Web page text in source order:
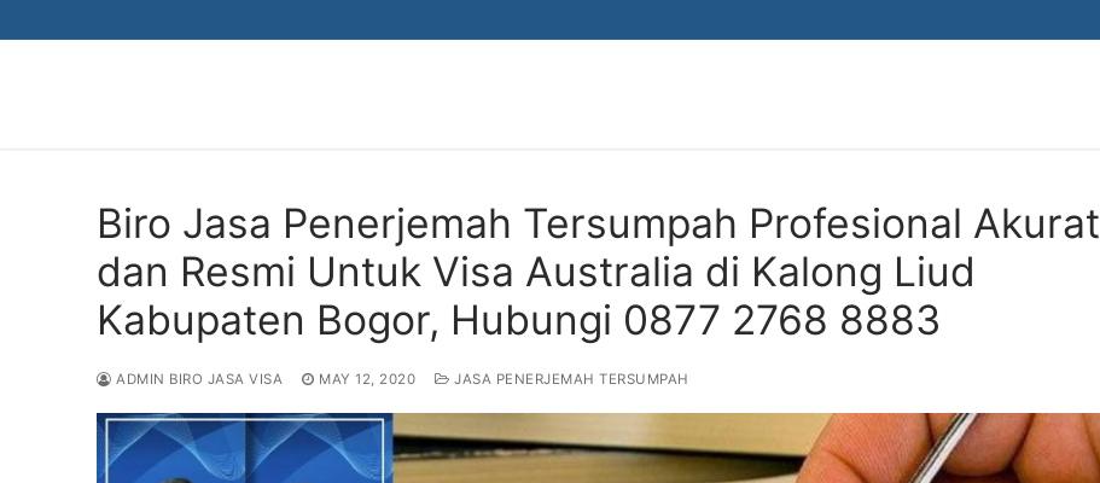
to
Biro Jasa Penerjemah Tersumpah Profesional Akurat
dan Resmi Untuk Visa Australia di Kalong Liud
Kabupaten Bogor, Hubungi 0877 2768 8883
ADMIN BIRO JASA VISA MAY 12, 2020 JASA PENERJEMAH TERSUMPAH